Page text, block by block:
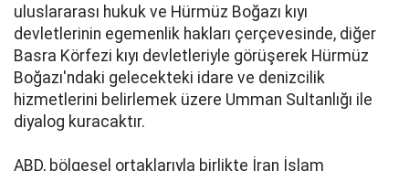
uluslararası hukuk ve Hürmüz Boğazı kıyı
devletlerinin egemenlik hakları çerçevesinde, diğer
Basra Körfezi kıyı devletleriyle görüşerek Hürmüz
Boğazı'ndaki gelecekteki idare ve denizcilik
hizmetlerini belirlemek üzere Umman Sultanlığı ile
diyalog kuracaktır.
ABD, bölgesel ortaklarıyla birlikte İran İslam